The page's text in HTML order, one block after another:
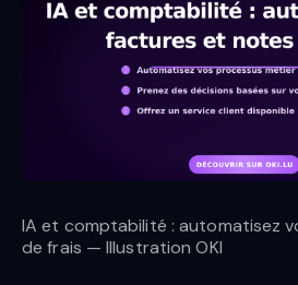
IA et comptabilité : automatisez
de frais — Illustration OKI